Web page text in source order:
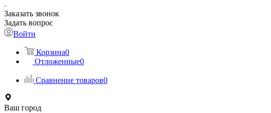
Заказать звонок
Задать вопрос
Войти
Корзина0
Отложенные0
Сравнение товаров0
Ваш город